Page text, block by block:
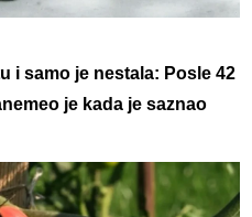
i samo je nestala: Posle 42
je kada je saznao